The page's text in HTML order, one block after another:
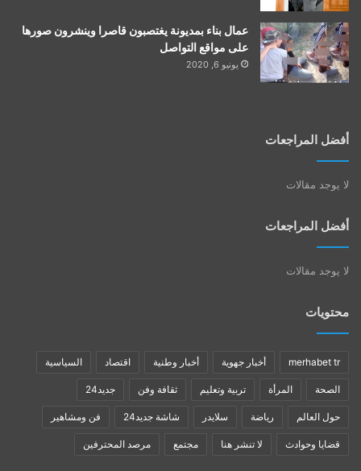
عمال بناء بمديونة يغتصبون قاصرا وينشرون صورها
على مواقع التواصل
يونيو 6, 2020
أفضل المراجعات
لا يوجد مقالات
أفضل المراجعات
لا يوجد مقالات
محتويات
merhabet tr أخبار جهوية أخبار وطنية اقتصاد السياسية
الصحة المرأة تربية وتعليم ثقافة وفن جديد24
حول العالم رياضة سلايدر شاشة جديد24 فن ومشاهير
قضايا وحوادث لا تنشر هنا مجتمع مرصد المحترفين